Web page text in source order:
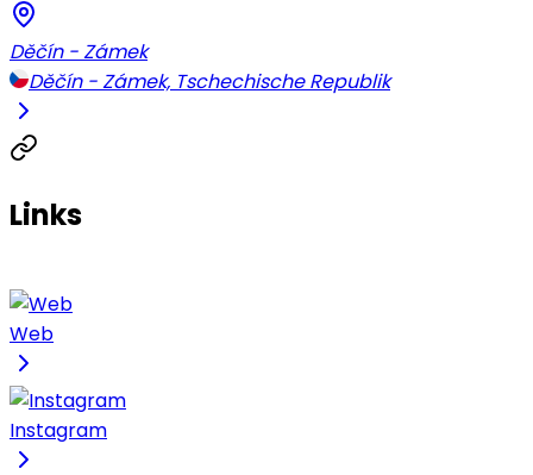
Děčín - Zámek
Děčín - Zámek, Tschechische Republik
Links
Web
Instagram